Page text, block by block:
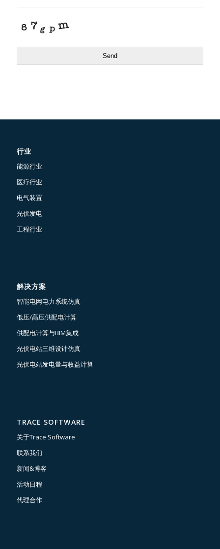
Send
行业
能源行业
医疗行业
电气装置
光伏发电
工程行业
解决方案
智能电网电力系统仿真
低压/高压供配电计算
供配电计算与BIM集成
光伏电站三维设计仿真
光伏电站发电量与收益计算
TRACE SOFTWARE
关于Trace Software
联系我们
新闻&博客
活动日程
代理合作